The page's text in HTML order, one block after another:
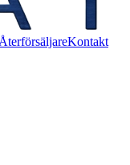
ÅterförsäljareKontakt